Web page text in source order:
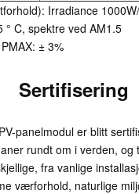
Irradiance
° C, spektre ved AM1.5
± 3%
Sertifisering
panelmodul er blitt
rundt om i verden, og
fra vanlige
værforhold, naturlige